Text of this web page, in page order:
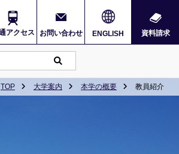
アクセス お問い合わせ ENGLISH 資料請求
TOP 大学案内 本学の概要 教員紹介